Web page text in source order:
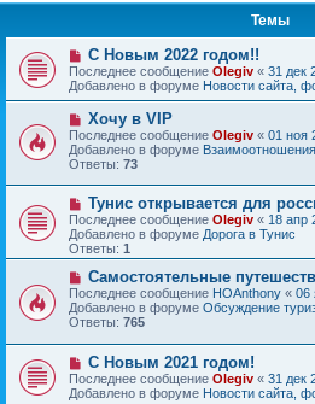
Темы
Н
о
в
о
е
с
о
о
б
щ
е
и
е
С Новым 2022 годом!!
Последнее сообщение Olegiv « 31 дек
Добавлено в форуме Новости сайта,
Н
о
в
о
е
с
о
о
б
щ
е
н
и
е
Хочу в VIP
Последнее сообщение Olegiv « 01 ноя
Добавлено в форуме
Ответы: 73
Н
о
в
о
е
с
о
б
щ
е
н
и
е
Тунис открывается для
Последнее сообщение Olegiv « 18 апр
Добавлено в форуме Дорога в Тунис
Ответы: 1
Н
о
в
о
е
с
о
о
б
Самостоятельные
Последнее сообщение HOAnthony « 06
Добавлено в форуме Обсуждение
Ответы: 765
Н
о
в
С Новым 2021 годом!
Последнее сообщение Olegiv « 31 дек
Добавлено в форуме Новости сайта,